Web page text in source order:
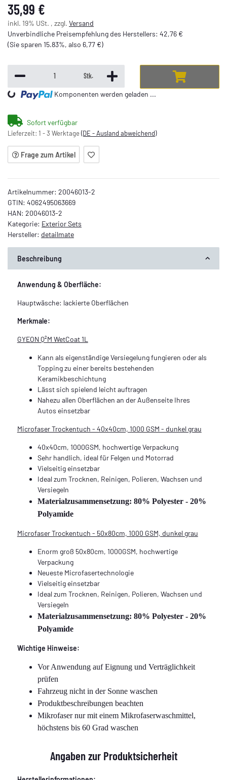
35,99 €
inkl. 19% USt. , zzgl. Versand
Unverbindliche Preisempfehlung des Herstellers: 42,76 €
(Sie sparen 15.83%, also 6,77 €)
Stk.
Komponenten werden geladen ...
Sofort verfügbar
Lieferzeit: 1 - 3 Werktage (DE - Ausland abweichend)
Frage zum Artikel
Artikelnummer: 20046013-2
GTIN: 4062495063669
HAN: 20046013-2
Kategorie: Exterior Sets
Hersteller: detailmate
Beschreibung
Anwendung & Oberfläche:
Hauptwäsche: lackierte Oberflächen
Merkmale:
GYEON Q²M WetCoat 1L
Kann als eigenständige Versiegelung fungieren oder als
Topping zu einer bereits bestehenden
Keramikbeschichtung
Lässt sich spielend leicht auftragen
Nahezu allen Oberflächen an der Außenseite Ihres
Autos einsetzbar
Microfaser Trockentuch - 40x40cm, 1000 GSM - dunkel grau
40x40cm, 1000GSM, hochwertige Verpackung
Sehr handlich, ideal für Felgen und Motorrad
Vielseitig einsetzbar
Ideal zum Trocknen, Reinigen, Polieren, Wachsen und
Versiegeln
Materialzusammensetzung: 80% Polyester - 20%
Polyamide
Microfaser Trockentuch - 50x80cm, 1000 GSM, dunkel grau
Enorm groß 50x80cm, 1000GSM, hochwertige
Verpackung
Neueste Microfasertechnologie
Vielseitig einsetzbar
Ideal zum Trocknen, Reinigen, Polieren, Wachsen und
Versiegeln
Materialzusammensetzung: 80% Polyester - 20%
Polyamide
Wichtige Hinweise:
Vor Anwendung auf Eignung und Verträglichkeit
prüfen
Fahrzeug nicht in der Sonne waschen
Produktbeschreibungen beachten
Mikrofaser nur mit einem Mikrofaserwaschmittel,
höchstens bis 60 Grad waschen
Angaben zur Produktsicherheit